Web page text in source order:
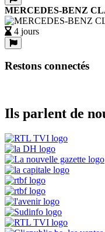
MERCEDES-BENZ
4 jours
Restons connectés
Ils parlent de